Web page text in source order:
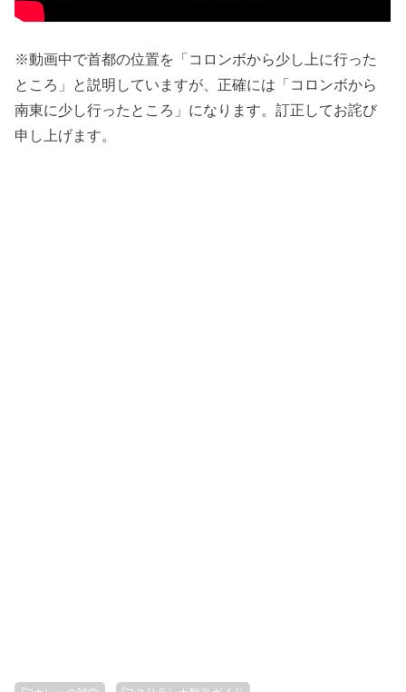
※動画中で首都の位置を「コロンボから少し上に行った
ところ」と説明していますが、正確には「コロンボから
南東に少し行ったところ」になります。訂正してお詫び
申し上げます。